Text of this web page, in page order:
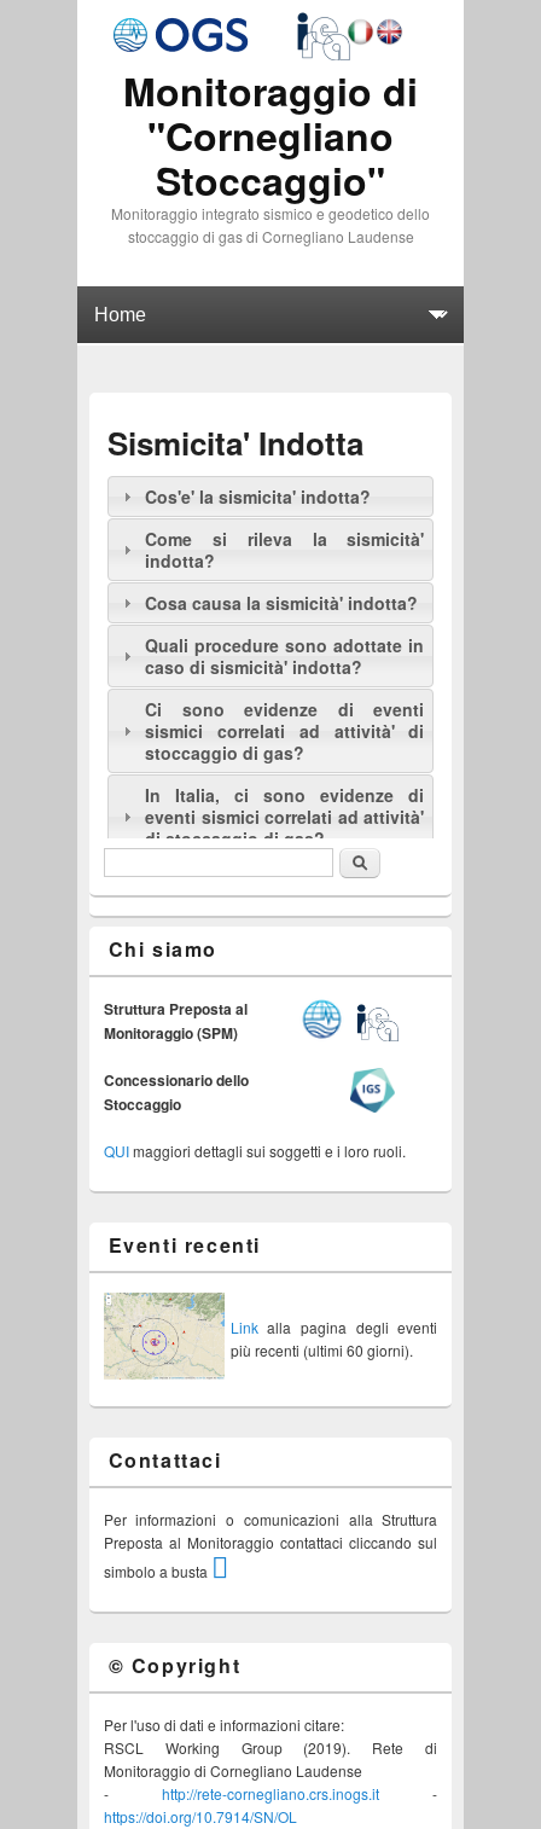
Monitoraggio di
"Cornegliano
Stoccaggio"
Monitoraggio integrato sismico e geodetico dello
stoccaggio di gas di Cornegliano Laudense
Sismicita' Indotta
Cos'e' la sismicita' indotta?
Come si rileva la sismicità'
indotta?
Cosa causa la sismicità' indotta?
Quali procedure sono adottate in
caso di sismicità' indotta?
Ci sono evidenze di eventi
sismici correlati ad attività' di
stoccaggio di gas?
In Italia, ci sono evidenze di
eventi sismici correlati ad attività'
di stoccaggio di gas?
English
Form di ricerca Cerca
Chi siamo
Struttura Preposta al
Monitoraggio (SPM)
Concessionario dello
Stoccaggio
QUImaggiori dettagli sui soggetti e i loro ruoli.
Eventi recenti
Linkalla pagina degli eventi
più recenti (ultimi 60 giorni).
Contattaci
Per informazioni o comunicazioni alla Struttura
Preposta al Monitoraggio contattaci cliccando sul
simbolo a busta
© Copyright
Per l'uso di dati e informazioni citare:
RSCL Working Group (2019). Rete di
Monitoraggio di Cornegliano Laudense
- http://rete-cornegliano.crs.inogs.it -
https://doi.org/10.7914/SN/OL